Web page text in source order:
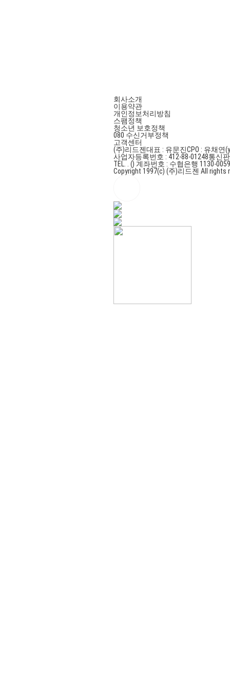
회사소개
이용약관
개인정보처리방침
스팸정책
청소년 보호정책
080 수신거부정책
고객센터
(주)리드젠대표 : 유문진CPO : 유채연
사업자등록번호 : 412-88-01248통신
TEL. . () 계좌번호 : 수협은행 1130-
Copyright 1997(c) (주)리드젠 All rights